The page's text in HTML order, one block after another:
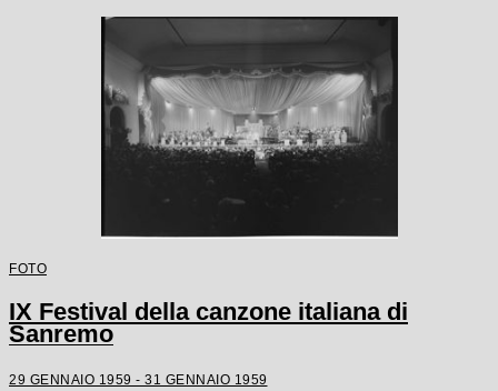
FOTO
IX Festival della canzone italiana di
Sanremo
29 GENNAIO 1959 - 31 GENNAIO 1959